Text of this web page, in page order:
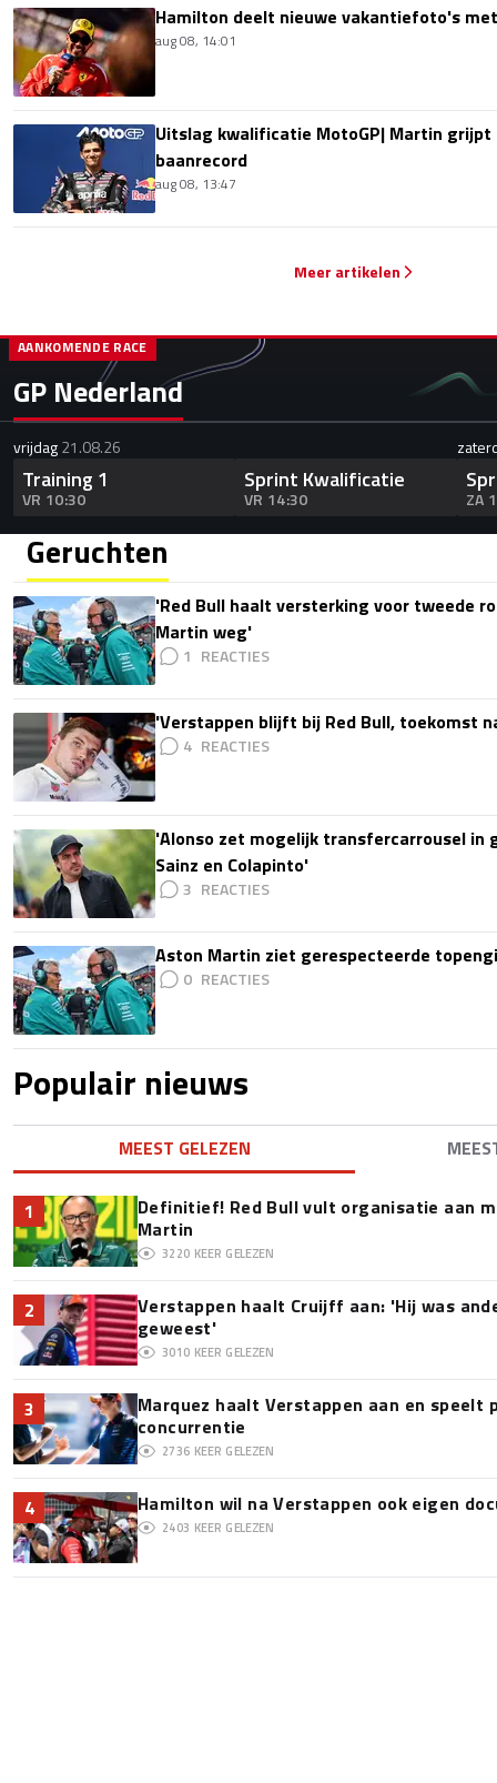
Hamilton deelt nieuwe vakantiefoto's
aug 08, 14:01
Uitslag kwalificatie MotoGP| Martin
baanrecord
aug 08, 13:47
Meer artikelen
GP Nederland
AANKOMENDE RACE
vrijdag21.08.26
Training 1
VR 10:30
Sprint Kwalificatie
VR 14:30 ZA
Geruchten
'Red Bull haalt versterking voor tweede
Martin weg'
1
'Verstappen blijft bij Red Bull, toekomst
4
'Alonso zet mogelijk transfercarrousel in
Sainz en Colapinto'
3
Aston Martin ziet gerespecteerde
0
Populair nieuws
MEEST GELEZEN
1
Definitief! Red Bull vult organisatie aan
Martin
3220 KEER GELEZEN
2
Verstappen haalt Cruijff aan: 'Hij was
geweest'
3010 KEER GELEZEN
3
Marquez haalt Verstappen aan en speelt
concurrentie
2736 KEER GELEZEN
4 Hamilton wil na Verstappen ook eigen
2403 KEER GELEZEN